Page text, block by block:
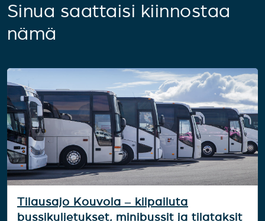
Sinua saattaisi kiinnostaa
nämä
Tilausajo Kouvola – kilpailuta
bussikuljetukset, minibussit ja tilataksit